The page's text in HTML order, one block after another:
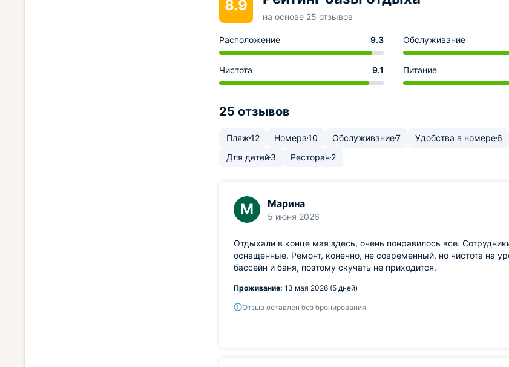
8.9
на основе 25 отзывов
Расположение 9.3 Обслуживание
Чистота 9.1 Питание
25 отзывов
Пляж12 Номера10 Обслуживание7 Удобства в номере6
Для детей3 Ресторан 2
М Марина
5 июня 2026
Отдыхали в конце мая здесь, очень понравилось все.
оснащенные. Ремонт, конечно, не современный, но чистота на
бассейн и баня, поэтому скучать не приходится.
Проживание: 13 мая 2026 (5 дней)
Отзыв оставлен без бронирования